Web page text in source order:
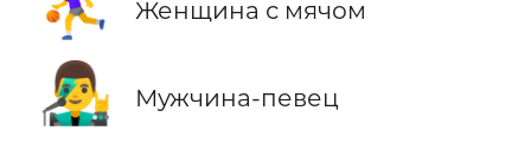
Женщина с мячом
👨‍🎤 Мужчина-певец